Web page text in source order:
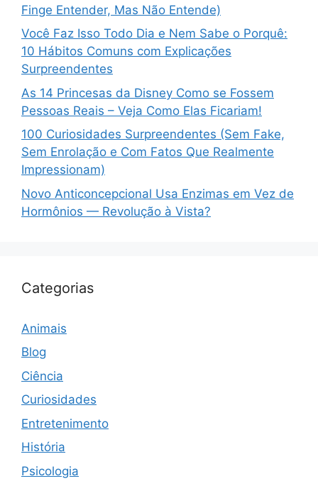
Finge Entender, Mas Não Entende)
Você Faz Isso Todo Dia e Nem Sabe o Porquê:
10 Hábitos Comuns com Explicações
Surpreendentes
As 14 Princesas da Disney Como se Fossem
Pessoas Reais – Veja Como Elas Ficariam!
100 Curiosidades Surpreendentes (Sem Fake,
Sem Enrolação e Com Fatos Que Realmente
Impressionam)
Novo Anticoncepcional Usa Enzimas em Vez de
Hormônios — Revolução à Vista?
Categorias
Animais
Blog
Ciência
Curiosidades
Entretenimento
História
Psicologia